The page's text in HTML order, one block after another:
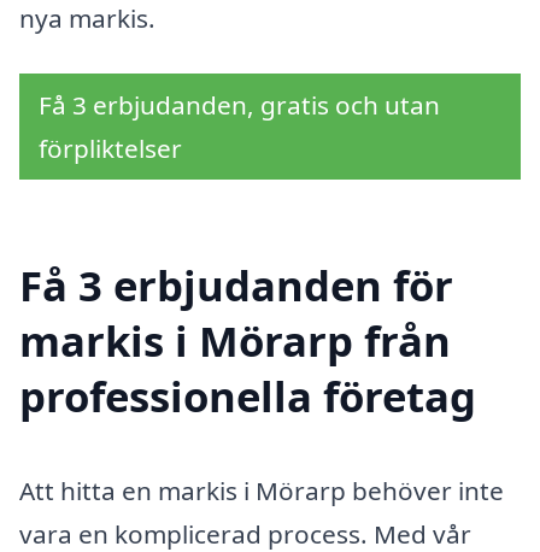
nya markis.
Få 3 erbjudanden, gratis och utan
förpliktelser
Få 3 erbjudanden för
markis i Mörarp från
professionella företag
Att hitta en markis i Mörarp behöver inte
vara en komplicerad process. Med vår